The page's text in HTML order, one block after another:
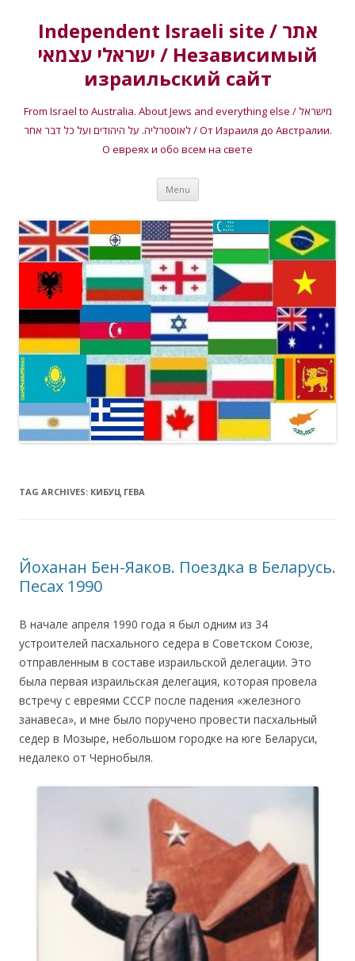
Independent Israeli site / אתר
ישראלי עצמאי / Независимый
израильский сайт
From Israel to Australia. About Jews and everything else / מישראל
לאוסטרליה. על היהודים ועל כל דבר אחר / От Израиля до Австралии.
О евреях и обо всем на свете
Menu Skip
content
TAG ARCHIVES: КИБУЦ ГЕВА
Йоханан Бен-Яаков. Поездка в Беларусь.
Песах 1990
В начале апреля 1990 года я был одним из 34
устроителей пасхального седера в Советском Союзе,
отправленным в составе израильской делегации. Это
была первая израильская делегация, которая провела
встречу с евреями СССР после падения «железного
занавеса», и мне было поручено провести пасхальный
седер в Мозыре, небольшом городке на юге Беларуси,
недалеко от Чернобыля.